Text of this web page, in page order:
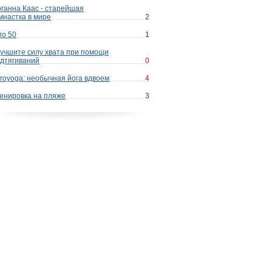
Каас - старейшая
в мире
2
50 1
силу хвата при помощи
0
необычная йога вдвоем 4
на пляже 3